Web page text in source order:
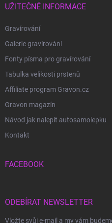
UŽITEČNÉ INFORMACE
Gravírování
Galerie gravírování
Fonty písma pro gravírování
Tabulka velikosti prstenů
Affiliate program Gravon.cz
Gravon magazín
Návod jak nalepit autosamolepku
Kontakt
FACEBOOK
ODEBÍRAT NEWSLETTER
Vložte svůj e-mail a my vám